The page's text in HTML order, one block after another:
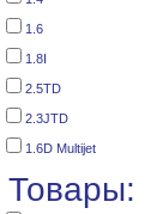
1.6
1.8I
2.5TD
2.3JTD
1.6D Multijet
Товары: